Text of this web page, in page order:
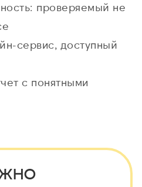
проверяемый не
сервис, доступный
с понятными